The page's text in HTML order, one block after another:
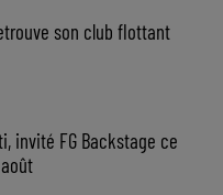
son club flottant
invité FG Backstage ce